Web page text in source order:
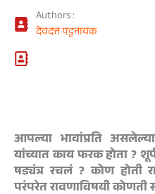
₹250.
Authors :
देवदत्त पट्टनायक
आपल्या भावांप्रति
यांच्यात काय फरक होता ?
षड्यंत्र रचलं ? कोण होती
परंपरेत रावणाविषयी